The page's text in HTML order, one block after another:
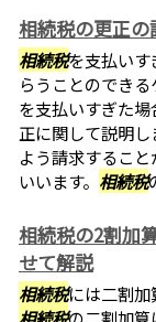
相続税の更正
相続税を支払いす
らうことのできる
を支払いすぎた
正に関して説明し
よう請求するこ
いいます。 相続税
相続税の2割加
せて解説
相続税には二割加